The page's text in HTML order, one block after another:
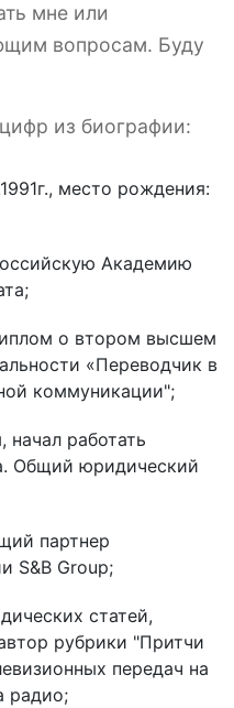
мне или
вопросам. Буду
из биографии:
место рождения:
Академию
о втором высшем
«Переводчик в
коммуникации";
начал работать
Общий юридический
партнер
S&B Group;
статей,
рубрики "Притчи
передач на
радио;